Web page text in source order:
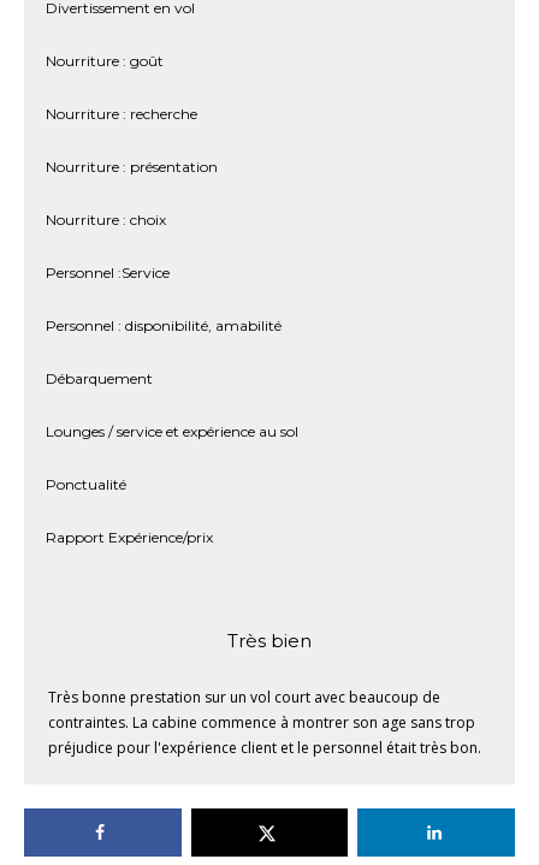
Divertissement en vol
Nourriture : goût
Nourriture : recherche
Nourriture : présentation
Nourriture : choix
Personnel :Service
Personnel : disponibilité, amabilité
Débarquement
Lounges / service et expérience au sol
Ponctualité
Rapport Expérience/prix
Très bien
Très bonne prestation sur un vol court avec beaucoup de
contraintes. La cabine commence à montrer son age sans trop
préjudice pour l'expérience client et le personnel était très bon.